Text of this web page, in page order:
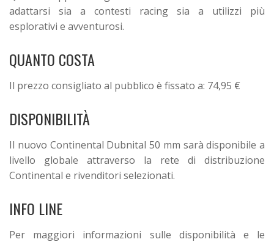
adattarsi sia a contesti racing sia a utilizzi più
esplorativi e avventurosi.
QUANTO COSTA
Il prezzo consigliato al pubblico è fissato a: 74,95 €
DISPONIBILITÀ
Il nuovo Continental Dubnital 50 mm sarà disponibile a
livello globale attraverso la rete di distribuzione
Continental e rivenditori selezionati.
INFO LINE
Per maggiori informazioni sulle disponibilità e le